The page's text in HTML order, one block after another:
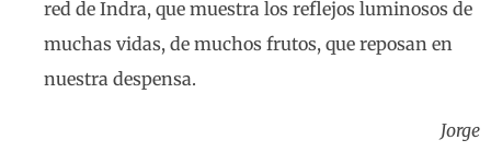
red de Indra, que muestra los reflejos luminosos de
muchas vidas, de muchos frutos, que reposan en
nuestra despensa.
Jorge